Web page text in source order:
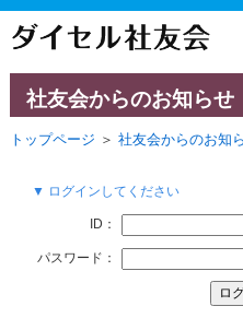
社友会からのお知らせ
トップページ ＞ 社友会からのお知
▼ ログインしてください
ID：
パスワード：